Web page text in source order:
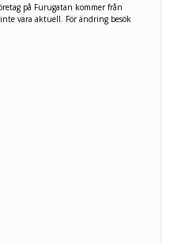
på Furugatan kommer från
inte vara aktuell. För ändring besök